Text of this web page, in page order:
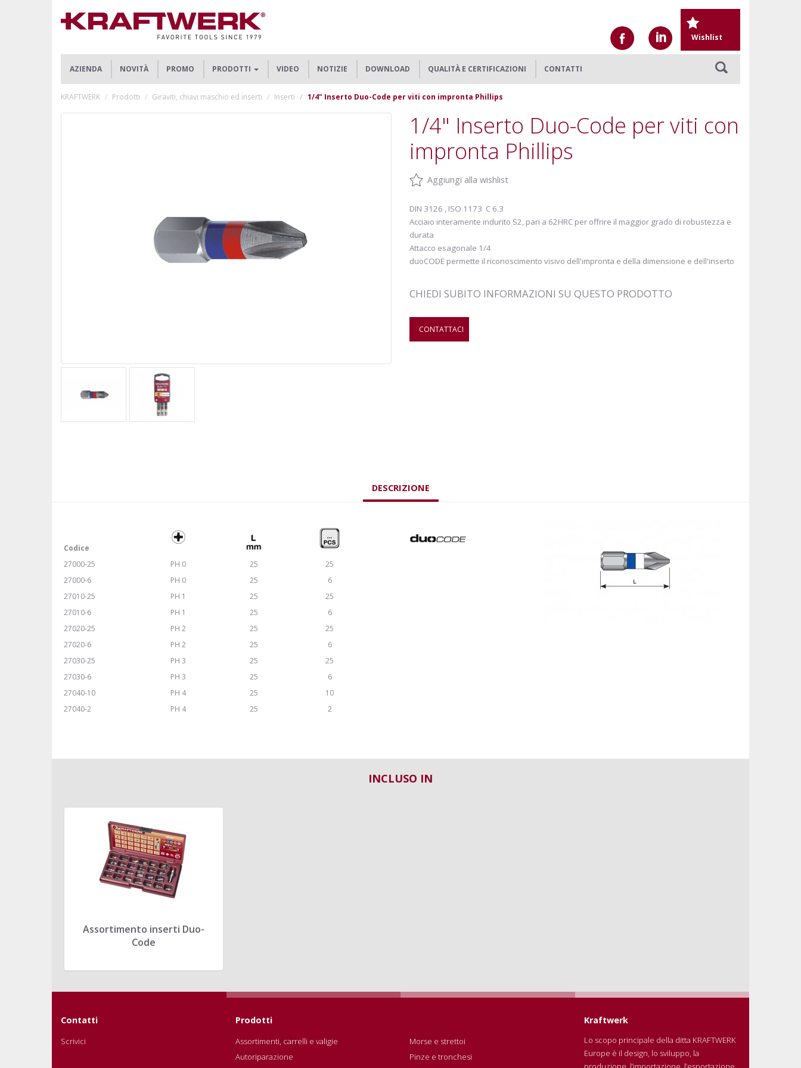
AZIENDA NOVITÀ PROMO PRODOTTI VIDEO NOTIZIE DOWNLOAD QUALITÀ E CERTIFICAZIONI CONTATTI
Wishlist
KRAFTWERK Prodotti Giraviti, chiavi maschio ed inserti Inserti 1/4" Inserto Duo-Code per viti con impronta Phillips
1/4" Inserto Duo-Code per viti con
impronta Phillips
Aggiungi alla wishlist
DIN 3126 , ISO 1173 C 6.3
Acciaio interamente indurito S2, pari a 62HRC per offrire il maggior grado di robustezza e
durata
Attacco esagonale 1/4
duoCODE permette il riconoscimento visivo dell'impronta e della dimensione e dell'inserto
CHIEDI SUBITO INFORMAZIONI SU QUESTO PRODOTTO
CONTATTACI
DESCRIZIONE
Codice
27000-25
PH 0 25
25
27000-6
PH 0 25
6
27010-25
PH 1 25
25
27010-6
PH 1 25
6
27020-25
PH 2 25
25
27020-6
PH 2 25
6
27030-25
PH 3 25
25
27030-6
PH 3 25
6
27040-10
PH 4 25
10
27040-2
PH 4 25 2
INCLUSO IN
Assortimento inserti Duo-
Code
Contatti
Scrivici
Prodotti
Assortimenti, carrelli e valigie
Autoriparazione
Morse e strettoi
Pinze e tronchesi
Kraftwerk
Lo scopo principale della ditta KRAFTWERK
Europe è il design, lo sviluppo, la